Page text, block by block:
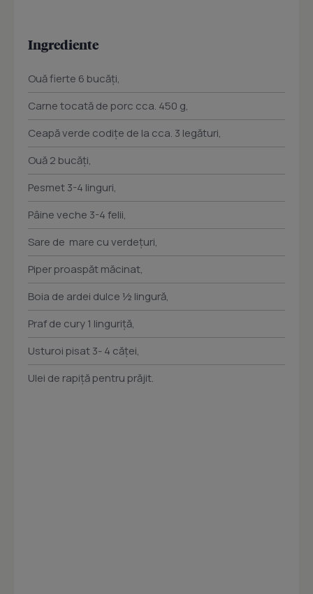
Ingrediente
Ouă fierte 6 bucăți,
Carne tocată de porc cca. 450 g,
Ceapă verde codițe de la cca. 3 legături,
Ouă 2 bucăți,
Pesmet 3-4 linguri,
Pâine veche 3-4 felii,
Sare de mare cu verdețuri,
Piper proaspăt măcinat,
Boia de ardei dulce ½ lingură,
Praf de cury 1 linguriță,
Usturoi pisat 3- 4 căței,
Ulei de rapiță pentru prăjit.